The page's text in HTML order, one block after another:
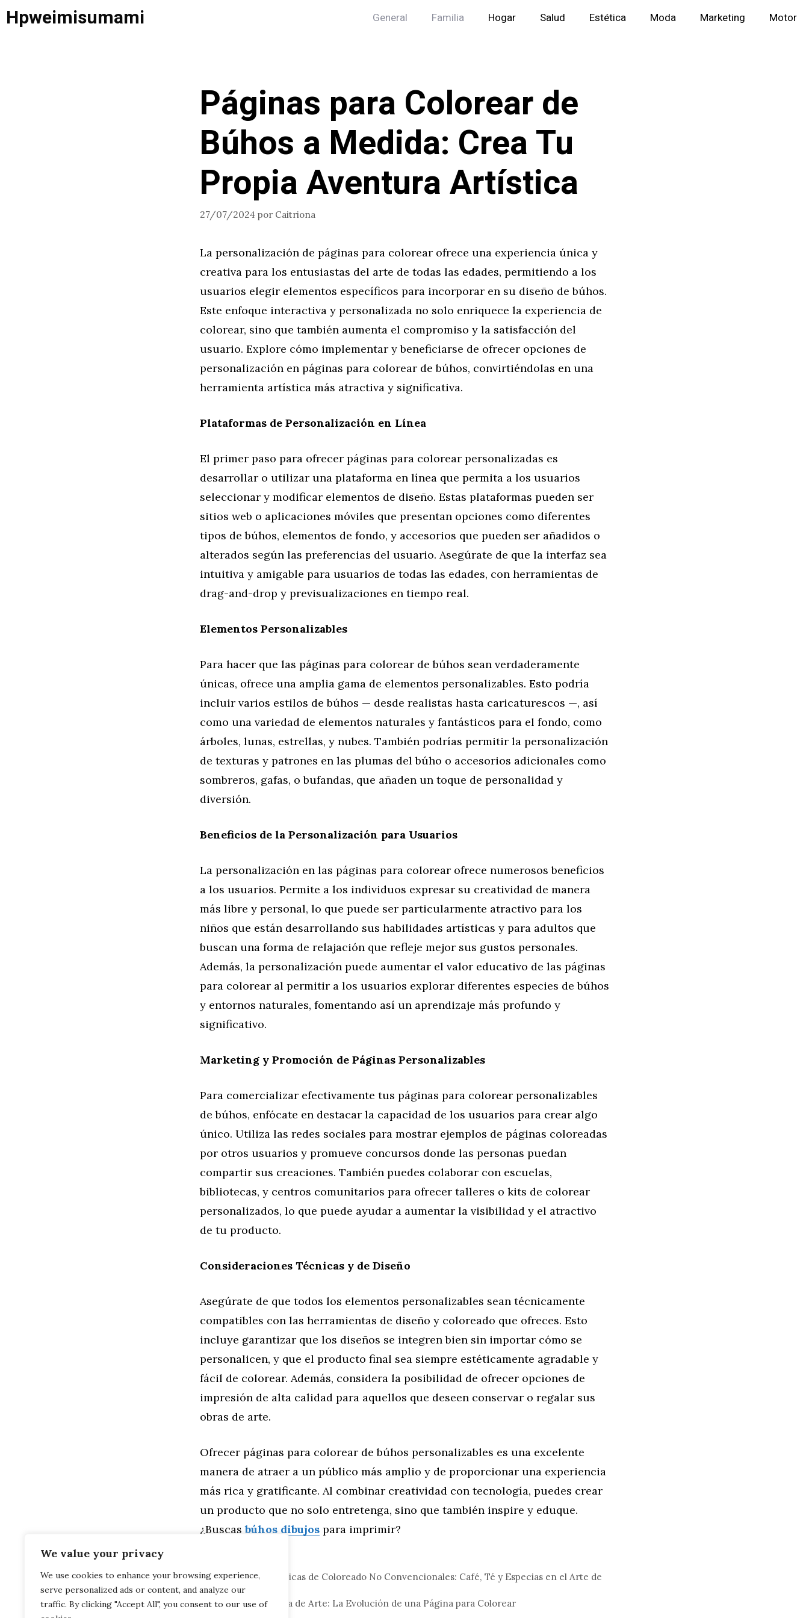
We value your privacy
We use cookies to enhance your browsing experience,
serve personalized ads or content, and analyze our
traffic. By clicking "Accept All", you consent to our use of
Saltar
alHpweimisumami General Familia Hogar Salud Estética Moda Marketing Motor
Páginas para Colorear de
Búhos a Medida: Crea Tu
Propia Aventura Artística
27/07/2024 por Caitriona
La personalización de páginas para colorear ofrece una experiencia única y
creativa para los entusiastas del arte de todas las edades, permitiendo a los
usuarios elegir elementos específicos para incorporar en su diseño de búhos.
Este enfoque interactiva y personalizada no solo enriquece la experiencia de
colorear, sino que también aumenta el compromiso y la satisfacción del
usuario. Explore cómo implementar y beneficiarse de ofrecer opciones de
personalización en páginas para colorear de búhos, convirtiéndolas en una
herramienta artística más atractiva y significativa.
Plataformas de Personalización en Línea
El primer paso para ofrecer páginas para colorear personalizadas es
desarrollar o utilizar una plataforma en línea que permita a los usuarios
seleccionar y modificar elementos de diseño. Estas plataformas pueden ser
sitios web o aplicaciones móviles que presentan opciones como diferentes
tipos de búhos, elementos de fondo, y accesorios que pueden ser añadidos o
alterados según las preferencias del usuario. Asegúrate de que la interfaz sea
intuitiva y amigable para usuarios de todas las edades, con herramientas de
drag-and-drop y previsualizaciones en tiempo real.
Elementos Personalizables
Para hacer que las páginas para colorear de búhos sean verdaderamente
únicas, ofrece una amplia gama de elementos personalizables. Esto podría
incluir varios estilos de búhos — desde realistas hasta caricaturescos —, así
como una variedad de elementos naturales y fantásticos para el fondo, como
árboles, lunas, estrellas, y nubes. También podrías permitir la personalización
de texturas y patrones en las plumas del búho o accesorios adicionales como
sombreros, gafas, o bufandas, que añaden un toque de personalidad y
diversión.
Beneficios de la Personalización para Usuarios
La personalización en las páginas para colorear ofrece numerosos beneficios
a los usuarios. Permite a los individuos expresar su creatividad de manera
más libre y personal, lo que puede ser particularmente atractivo para los
niños que están desarrollando sus habilidades artísticas y para adultos que
buscan una forma de relajación que refleje mejor sus gustos personales.
Además, la personalización puede aumentar el valor educativo de las páginas
para colorear al permitir a los usuarios explorar diferentes especies de búhos
y entornos naturales, fomentando así un aprendizaje más profundo y
significativo.
Marketing y Promoción de Páginas Personalizables
Para comercializar efectivamente tus páginas para colorear personalizables
de búhos, enfócate en destacar la capacidad de los usuarios para crear algo
único. Utiliza las redes sociales para mostrar ejemplos de páginas coloreadas
por otros usuarios y promueve concursos donde las personas puedan
compartir sus creaciones. También puedes colaborar con escuelas,
bibliotecas, y centros comunitarios para ofrecer talleres o kits de colorear
personalizados, lo que puede ayudar a aumentar la visibilidad y el atractivo
de tu producto.
Consideraciones Técnicas y de Diseño
Asegúrate de que todos los elementos personalizables sean técnicamente
compatibles con las herramientas de diseño y coloreado que ofreces. Esto
incluye garantizar que los diseños se integren bien sin importar cómo se
personalicen, y que el producto final sea siempre estéticamente agradable y
fácil de colorear. Además, considera la posibilidad de ofrecer opciones de
impresión de alta calidad para aquellos que deseen conservar o regalar sus
obras de arte.
Ofrecer páginas para colorear de búhos personalizables es una excelente
manera de atraer a un público más amplio y de proporcionar una experiencia
más rica y gratificante. Al combinar creatividad con tecnología, puedes crear
un producto que no solo entretenga, sino que también inspire y eduque.
¿Buscasbúhos dibujos para imprimir?
Explorando Técnicas de Coloreado No Convencionales: Café, Té y Especias en el Arte de
Búhos
De Boceto a Obra de Arte: La Evolución de una Página para Colorear